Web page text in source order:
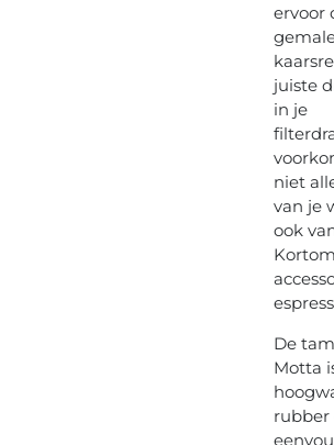
ervoor
juiste
in je
niet
van je
ook
De
Motta
rubber